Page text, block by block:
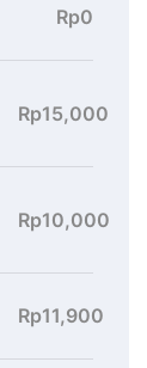
Rp0
Rp15,000
Rp10,000
Rp11,900